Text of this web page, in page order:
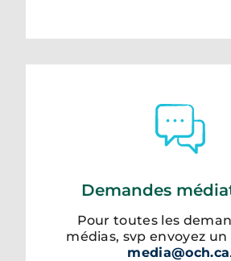
Demandes
Pour toutes les
médias, svp envoyez
media@och.ca.